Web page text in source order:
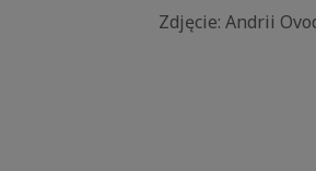
Zdjęcie: Andrii